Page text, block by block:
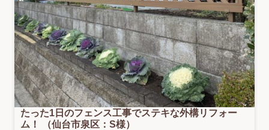
たった1日のフェンス工事でステキな外構リフォー
ム！ （仙台市泉区：S様）